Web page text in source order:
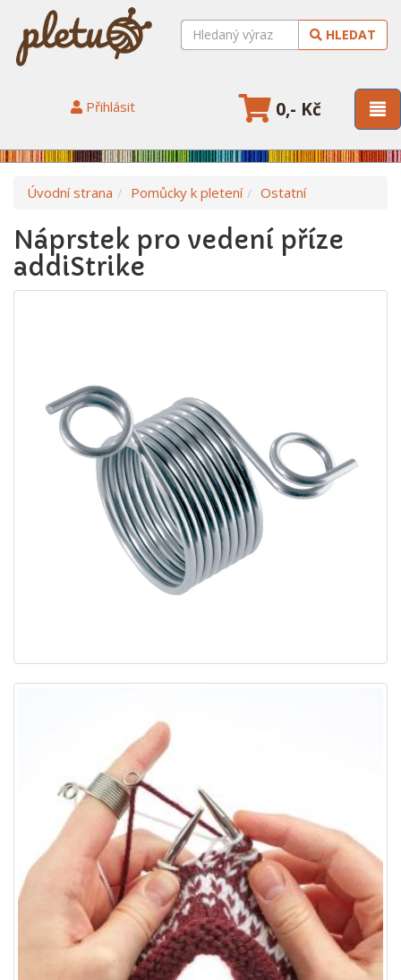
HLEDAT
Přihlásit 0,- Kč
Úvodní strana Pomůcky k pletení Ostatní
Náprstek pro vedení příze
addiStrike